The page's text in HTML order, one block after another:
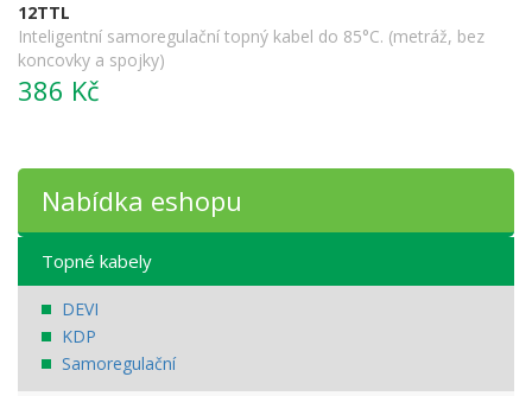
12TTL
Inteligentní samoregulační topný kabel do 85°C. (metráž, bez
koncovky a spojky)
386 Kč
Nabídka eshopu
Topné kabely
DEVI
KDP
Samoregulační